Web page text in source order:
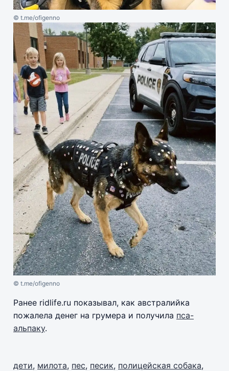
© t.me/ofigenno
© t.me/ofigenno
Ранее ridlife.ru показывал, как австралийка
пожалела денег на грумера и получила пса-
альпаку.
дети, милота, пес, песик, полицейская собака,